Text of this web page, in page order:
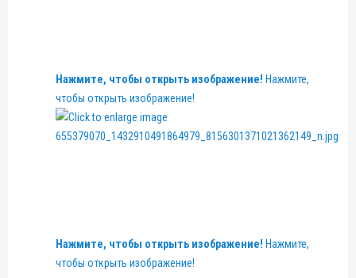
Нажмите, чтобы открыть изображение! Нажмите,
чтобы открыть изображение!
Нажмите, чтобы открыть изображение! Нажмите,
чтобы открыть изображение!